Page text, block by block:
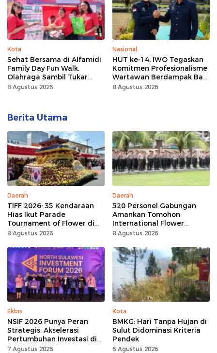
Kota
Sehat Bersama di Alfamidi
Family Day Fun Walk,
Olahraga Sambil Tukar
Sampah Demi Jaga Bumi
8 Agustus 2026
Nasional
HUT ke-14, IWO Tegaskan
Komitmen Profesionalisme
Wartawan Berdampak Bagi
Kebaikan Bangsa
8 Agustus 2026
Berita Utama
Daerah
TIFF 2026: 35 Kendaraan
Hias Ikut Parade
Tournament of Flower di
Tomohon
8 Agustus 2026
Daerah
520 Personel Gabungan
Amankan Tomohon
International Flower
Festival
8 Agustus 2026
Ekbis
NSIF 2026 Punya Peran
Strategis, Akselerasi
Pertumbuhan Investasi di
Sulut
7 Agustus 2026
Kota
BMKG: Hari Tanpa Hujan di
Sulut Didominasi Kriteria
Pendek
6 Agustus 2026